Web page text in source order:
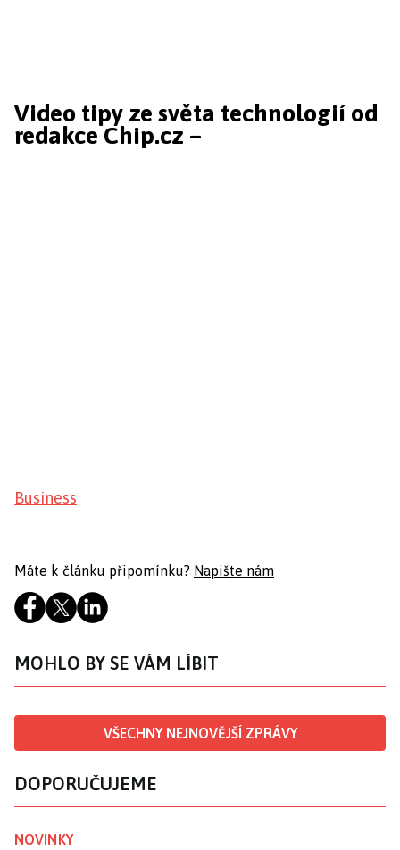
Video tipy ze světa technologií od
redakce Chip.cz –
Business
Máte k článku připomínku? Napište nám
MOHLO BY SE VÁM LÍBIT
VŠECHNY NEJNOVĚJŠÍ ZPRÁVY
DOPORUČUJEME
NOVINKY